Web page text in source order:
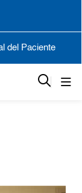
del Paciente